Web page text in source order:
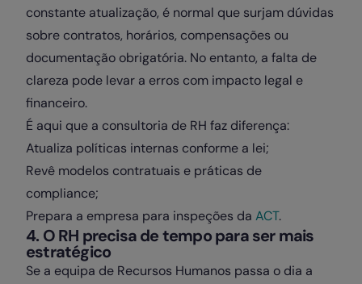
constante atualização, é normal que surjam dúvidas
sobre contratos, horários, compensações ou
documentação obrigatória. No entanto, a falta de
clareza pode levar a erros com impacto legal e
financeiro.
É aqui que a consultoria de RH faz diferença:
Atualiza políticas internas conforme a lei;
Revê modelos contratuais e práticas de
compliance;
Prepara a empresa para inspeções da ACT.
4. O RH precisa de tempo para ser mais
estratégico
Se a equipa de Recursos Humanos passa o dia a